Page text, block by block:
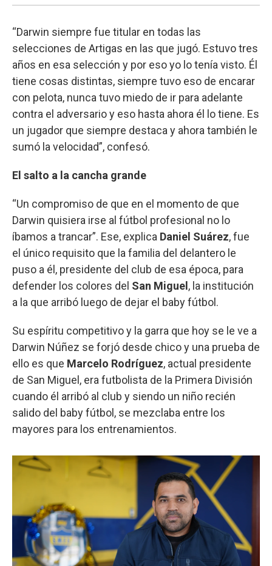
“Darwin siempre fue titular en todas las
selecciones de Artigas en las que jugó. Estuvo tres
años en esa selección y por eso yo lo tenía visto. Él
tiene cosas distintas, siempre tuvo eso de encarar
con pelota, nunca tuvo miedo de ir para adelante
contra el adversario y eso hasta ahora él lo tiene. Es
un jugador que siempre destaca y ahora también le
sumó la velocidad”, confesó.
El salto a la cancha grande
“Un compromiso de que en el momento de que
Darwin quisiera irse al fútbol profesional no lo
íbamos a trancar”. Ese, explica Daniel Suárez, fue
el único requisito que la familia del delantero le
puso a él, presidente del club de esa época, para
defender los colores del San Miguel, la institución
a la que arribó luego de dejar el baby fútbol.
Su espíritu competitivo y la garra que hoy se le ve a
Darwin Núñez se forjó desde chico y una prueba de
ello es que Marcelo Rodríguez, actual presidente
de San Miguel, era futbolista de la Primera División
cuando él arribó al club y siendo un niño recién
salido del baby fútbol, se mezclaba entre los
mayores para los entrenamientos.